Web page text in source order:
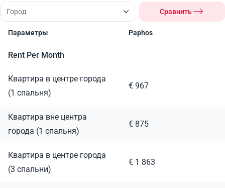
Сравнить
Параметры Paphos
Rent Per Month
Квартира в центре города
(1 спальня)
€ 967
Квартира вне центра
города (1 спальня)
€ 875
Квартира в центре города
(3 спальни)
€ 1 863